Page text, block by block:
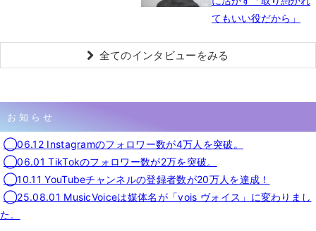
てもいい役だから」
全てのインタビューをみる
お知らせ
◯06.12 Instagramのフォロワー数が4万人を突破。
◯06.01 TikTokのフォロワー数が2万を突破。
◯10.11 YouTubeチャンネルの登録者数が20万人を達成！
◯25.08.01 MusicVoiceは媒体名が「vois ヴォイス」に変わりまし
た。